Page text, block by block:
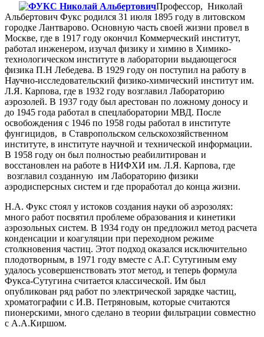
Профессор, Николай
Альбертович Фукс родился 31 июля 1895 году в литовском
городке Лантварово. Основную часть своей жизни провел в
Москве, где в 1917 году окончил Коммерческий институт,
работал инженером, изучал физику и химию в Химико-
технологическом институте в лаборатории выдающегося
физика П.Н Лебедева. В 1929 году он поступил на работу в
Научно-исследовательский физико-химический институт им.
Л.Я. Карпова, где в 1932 году возглавил Лабораторию
аэрозолей. В 1937 году был арестован по ложному доносу и
до 1945 года работал в спецлаборатории МВД. После
освобождения с 1946 по 1958 годы работал в институте
фунгицидов, в Ставропольском сельскохозяйственном
институте, в институте научной и технической информации.
В 1958 году он был полностью реабилитирован и
восстановлен на работе в НИФХИ им. Л.Я. Карпова, где
возглавил созданную им Лабораторию физики
аэродисперсных систем и где проработал до конца жизни.
Н.А. Фукс стоял у истоков создания науки об аэрозолях:
много работ посвятил проблеме образования и кинетики
аэрозольных систем. В 1934 году он предложил метод расчета
конденсации и коагуляции при переходном режиме
столкновения частиц. Этот подход оказался исключительно
плодотворным, в 1971 году вместе с А.Г. Сутугиным ему
удалось усовершенствовать этот метод, и теперь формула
Фукса-Сутугина считается классической. Им был
опубликован ряд работ по электрической зарядке частиц,
хроматографии с И.В. Петряновым, которые считаются
пионерскими, много сделано в теории фильтрации совместно
с А.А.Киршом.